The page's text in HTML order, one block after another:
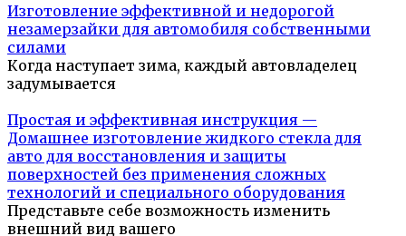
Изготовление эффективной и недорогой
незамерзайки для автомобиля собственными
силами
Когда наступает зима, каждый автовладелец
задумывается
Простая и эффективная инструкция —
Домашнее изготовление жидкого стекла для
авто для восстановления и защиты
поверхностей без применения сложных
технологий и специального оборудования
Представьте себе возможность изменить
внешний вид вашего